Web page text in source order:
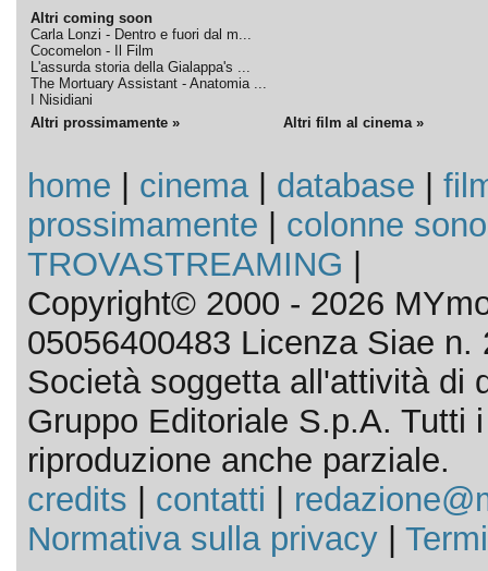
Altri coming soon
Carla Lonzi - Dentro e fuori dal m...
Cocomelon - Il Film
L'assurda storia della Gialappa's ...
The Mortuary Assistant - Anatomia ...
I Nisidiani
Altri prossimamente » Altri film al cinema »
home cinema| database
prossimamente
colonne
TROVASTREAMING
Copyright© 2000 - 2026
05056400483 Licenza Siae n.
Società soggetta all'attività di
Gruppo Editoriale S.p.A. Tutti
riproduzione anche parziale.
credits
contatti
Normativa sulla privacy|